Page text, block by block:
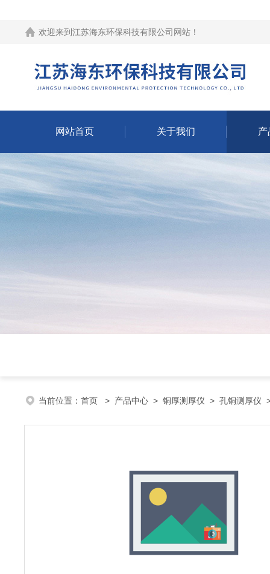
欢迎来到江苏海东环保科技有限公司网站！
网站首页 关于我们 产
当前位置： 首页 > 产品中心 > 铜厚测厚仪 > 孔铜测厚仪